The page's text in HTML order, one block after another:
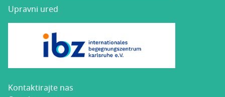
Upravni ured
Kon­tak­ti­raj­te nas